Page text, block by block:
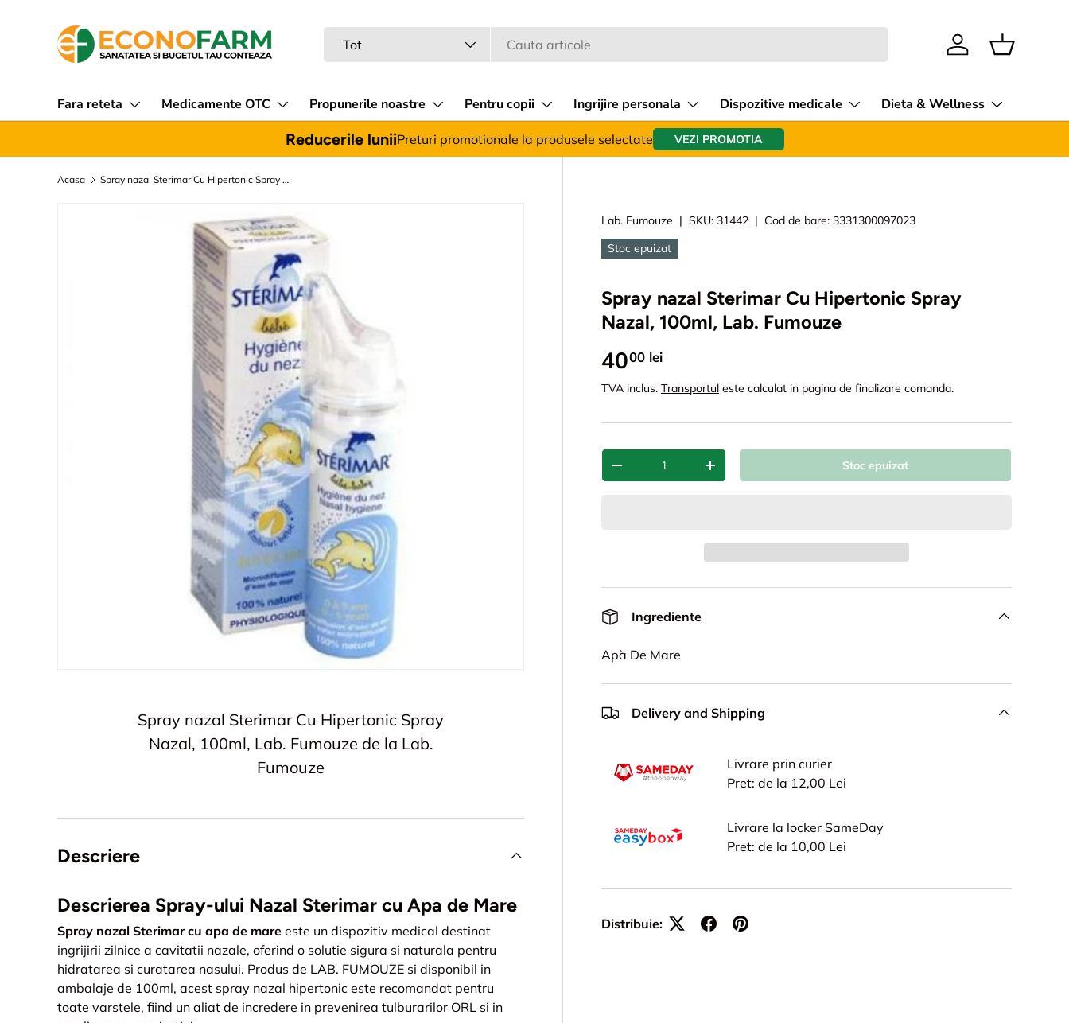
Sari la continut
Tot Intra in cont
Cos
Fara reteta Medicamente OTC Propunerile noastre Pentru copii Ingrijire personala Dispozitive medicale Dieta & Wellness
Reducerile luniiPreturi promotionale la produsele selectate VEZI PROMOTIA
Acasa Spray nazal Sterimar Cu Hipertonic Spray Nazal, 100ml, Lab. Fumouze
Lab. Fumouze | SKU: 31442 | Cod de bare: 3331300097023
Stoc epuizat
Spray nazal Sterimar Cu Hipertonic Spray
Nazal, 100ml, Lab. Fumouze
4000 lei
TVA inclus. Transportul este calculat in pagina de finalizare comanda.
Cant.
-
+ Stoc epuizat
Ingrediente
Apă De Mare
Delivery and Shipping
Livrare prin curier
Pret: de la 12,00 Lei
Livrare la locker SameDay
Pret: de la 10,00 Lei
Distribuie:
Spray nazal Sterimar Cu Hipertonic Spray
Nazal, 100ml, Lab. Fumouze de la Lab.
Fumouze
Descriere
Descrierea Spray-ului Nazal Sterimar cu Apa de Mare
Spray nazal Sterimar cu apa de mare este un dispozitiv medical destinat
ingrijirii zilnice a cavitatii nazale, oferind o solutie sigura si naturala pentru
hidratarea si curatarea nasului. Produs de LAB. FUMOUZE si disponibil in
ambalaje de 100ml, acest spray nazal hipertonic este recomandat pentru
toate varstele, fiind un aliat de incredere in prevenirea tulburarilor ORL si in